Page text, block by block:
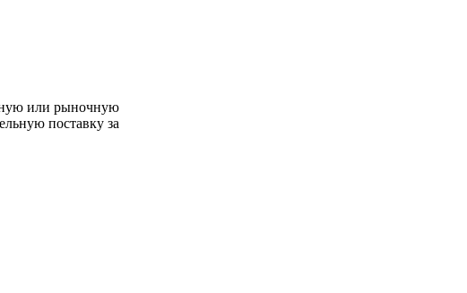
или рыночную
поставку за